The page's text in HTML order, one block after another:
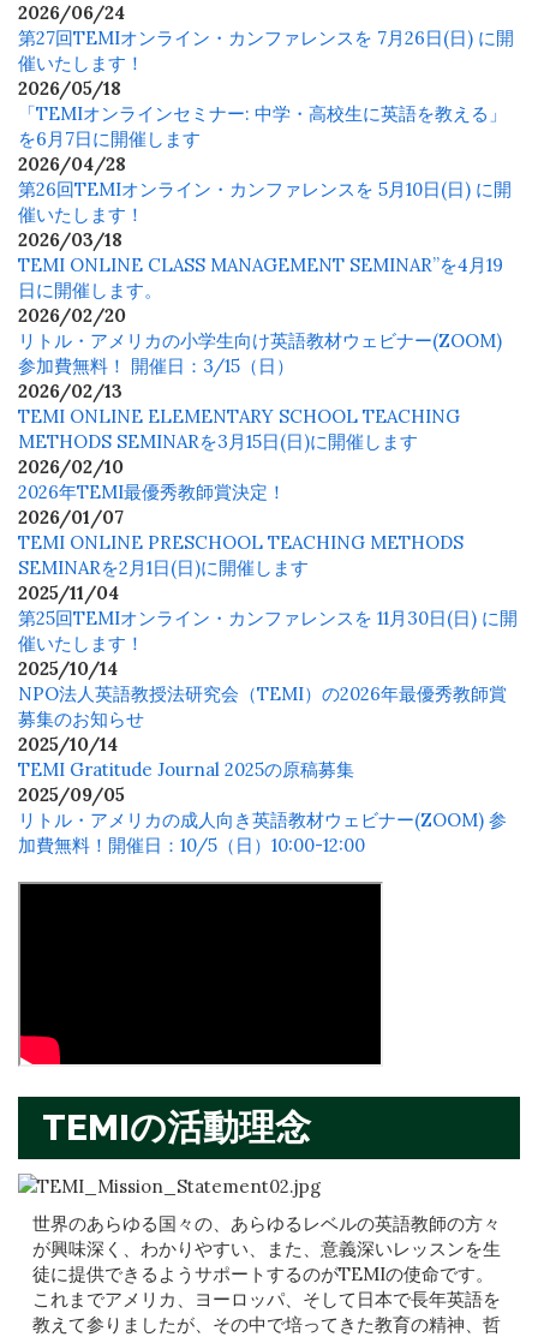
2026/06/24
第27回TEMIオンライン・カンファレンスを 7月26日(日) に開
催いたします！
2026/05/18
「TEMIオンラインセミナー: 中学・高校生に英語を教える」
を6月7日に開催します
2026/04/28
第26回TEMIオンライン・カンファレンスを 5月10日(日) に開
催いたします！
2026/03/18
TEMI ONLINE CLASS MANAGEMENT SEMINAR”を4月19
日に開催します。
2026/02/20
リトル・アメリカの小学生向け英語教材ウェビナー(ZOOM)
参加費無料！ 開催日：3/15（日）
2026/02/13
TEMI ONLINE ELEMENTARY SCHOOL TEACHING
METHODS SEMINARを3月15日(日)に開催します
2026/02/10
2026年TEMI最優秀教師賞決定！
2026/01/07
TEMI ONLINE PRESCHOOL TEACHING METHODS
SEMINARを2月1日(日)に開催します
2025/11/04
第25回TEMIオンライン・カンファレンスを 11月30日(日) に開
催いたします！
2025/10/14
NPO法人英語教授法研究会（TEMI）の2026年最優秀教師賞
募集のお知らせ
2025/10/14
TEMI Gratitude Journal 2025の原稿募集
2025/09/05
リトル・アメリカの成人向き英語教材ウェビナー(ZOOM) 参
加費無料！開催日：10/5（日）10:00-12:00
TEMIの活動理念
世界のあらゆる国々の、あらゆるレベルの英語教師の方々
が興味深く、わかりやすい、また、意義深いレッスンを生
徒に提供できるようサポートするのがTEMIの使命です。
これまでアメリカ、ヨーロッパ、そして日本で長年英語を
教えて参りましたが、その中で培ってきた教育の精神、哲